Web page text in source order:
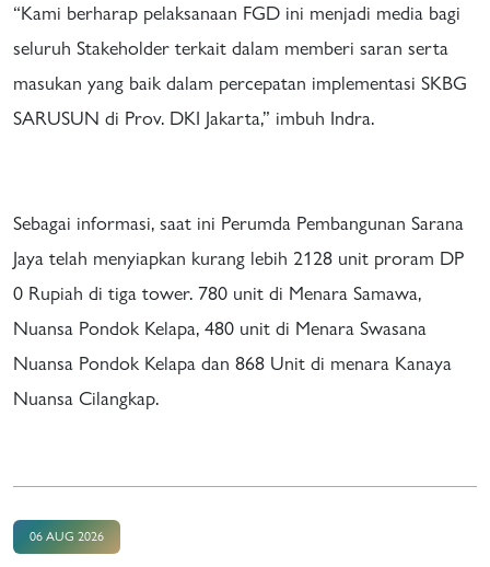
“Kami berharap pelaksanaan FGD ini menjadi media bagi
seluruh Stakeholder terkait dalam memberi saran serta
masukan yang baik dalam percepatan implementasi SKBG
SARUSUN di Prov. DKI Jakarta,” imbuh Indra.
Sebagai informasi, saat ini Perumda Pembangunan Sarana
Jaya telah menyiapkan kurang lebih 2128 unit proram DP
0 Rupiah di tiga tower. 780 unit di Menara Samawa,
Nuansa Pondok Kelapa, 480 unit di Menara Swasana
Nuansa Pondok Kelapa dan 868 Unit di menara Kanaya
Nuansa Cilangkap.
06 AUG 2026